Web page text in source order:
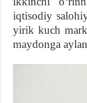
iqtisodiy
yirik kuch
maydonga